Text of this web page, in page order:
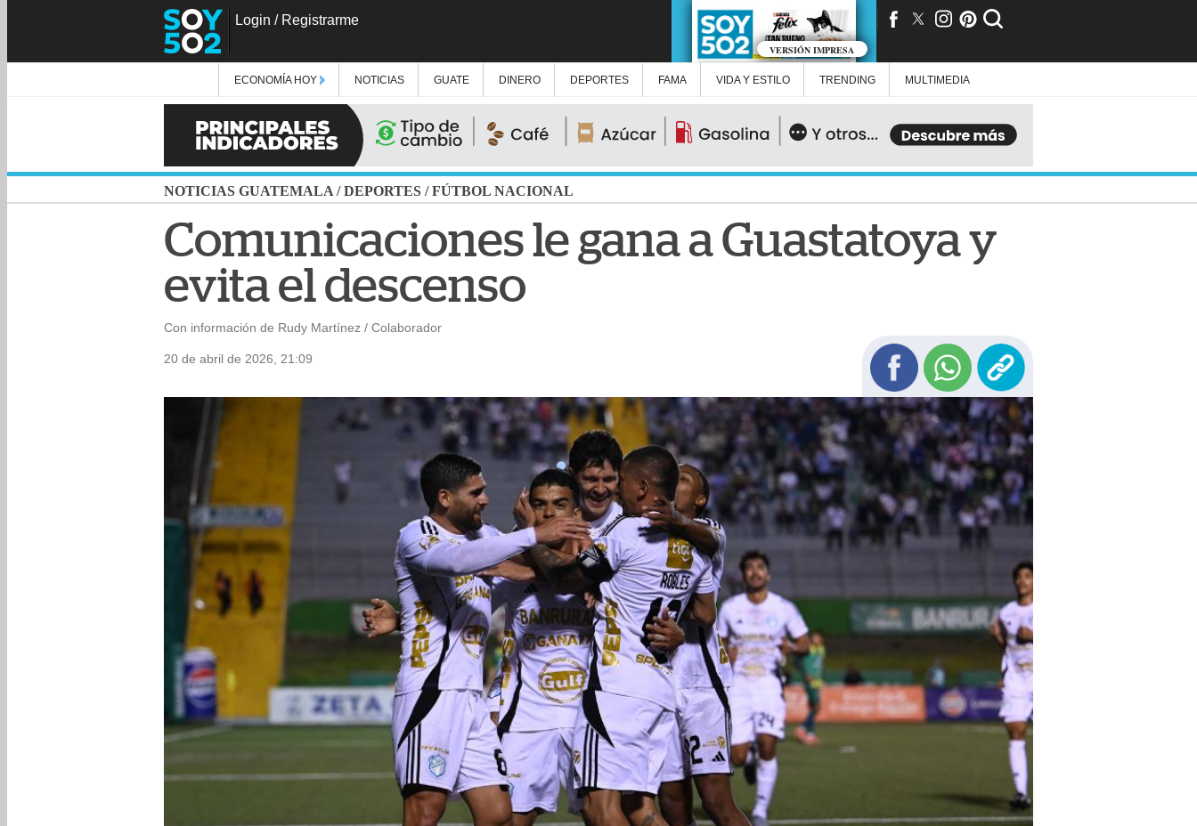
Login / Registrarme
VERSIÓN IMPRESA
ECONOMÍA HOY NOTICIAS GUATE DINERO DEPORTES FAMA VIDA Y ESTILO TRENDING MULTIMEDIA
NOTICIAS GUATEMALA /DEPORTES /FÚTBOL NACIONAL
Comunicaciones le gana a Guastatoya y
evita el descenso
Con información de Rudy Martínez / Colaborador
20 de abril de 2026, 21:09